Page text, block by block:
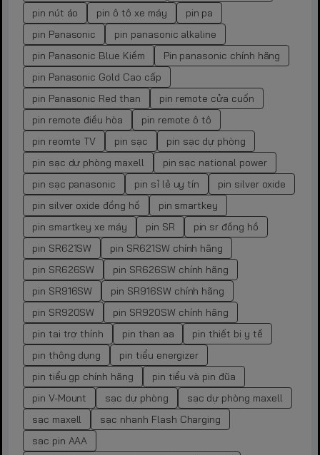
pin nút áo
pin ô tô xe máy
pin pa
pin Panasonic
pin panasonic alkaline
pin Panasonic Blue Kiềm
Pin panasonic chính hãng
pin Panasonic Gold Cao cấp
pin Panasonic Red than
pin remote cửa cuốn
pin remote điều hòa
pin remote ô tô
pin reomte TV
pin sạc
pin sạc dự phòng
pin sạc dự phòng maxell
pin sạc national power
pin sạc panasonic
pin sỉ lẻ uy tín
pin silver oxide
pin silver oxide đồng hồ
pin smartkey
pin smartkey xe máy
pin SR
pin sr đồng hồ
pin SR621SW
pin SR621SW chính hãng
pin SR626SW
pin SR626SW chính hãng
pin SR916SW
pin SR916SW chính hãng
pin SR920SW
pin SR920SW chính hãng
pin tai trợ thính
pin than aa
pin thiết bị y tế
pin thông dụng
pin tiểu energizer
pin tiểu gp chính hãng
pin tiểu và pin đũa
pin V-Mount
sạc dự phòng
sạc dự phòng maxell
sạc maxell
sạc nhanh Flash Charging
sạc pin AAA